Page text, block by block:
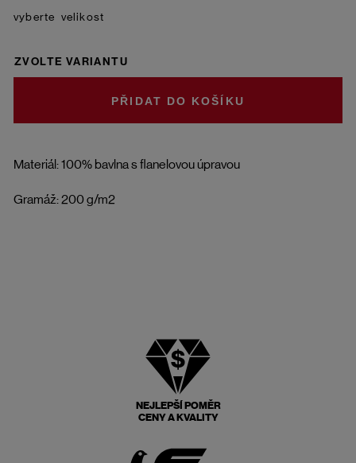
Materiál: 100% bavlna s flanelovou úpravou
Gramáž: 200 g/m2
velikost
ZVOLTE VARIANTU
DO KOŠÍKU
NEJLEPŠÍ POMĚR
CENY A KVALITY